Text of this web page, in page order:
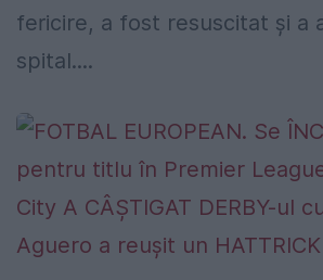
fericire, a fost resuscitat și a
spital....